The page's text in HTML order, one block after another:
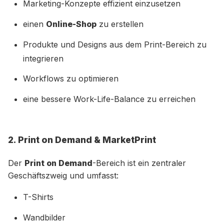
Marketing-Konzepte effizient einzusetzen
einen Online-Shop zu erstellen
Produkte und Designs aus dem Print-Bereich zu
integrieren
Workflows zu optimieren
eine bessere Work-Life-Balance zu erreichen
2. Print on Demand & MarketPrint
Der Print on Demand-Bereich ist ein zentraler
Geschäftszweig und umfasst:
T-Shirts
Wandbilder